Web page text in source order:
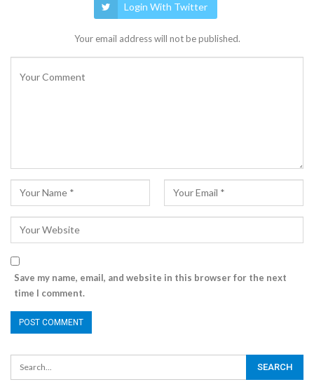
Login With Twitter
Your email address will not be published.
Save my name, email, and website in this browser for the next
time I comment.